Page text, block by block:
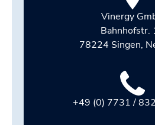
Vinergy
Bahnhofstr.
78224 Singen,
+49 (0) 7731 /